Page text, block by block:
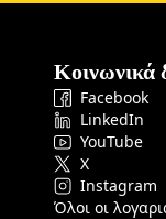
Κοινωνικά
Facebook
LinkedIn
YouTube
X
Instagram
Όλοι οι